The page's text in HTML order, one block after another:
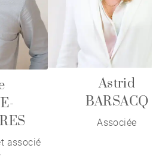
associé
Astrid
BARSACQ
Associée